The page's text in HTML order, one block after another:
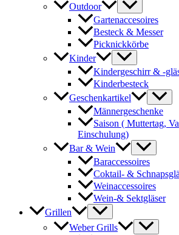
Outdoor
Gartenaccesoires
Besteck & Messer
Picknickkörbe
Kinder
Kindergeschirr & -
Kinderbesteck
Geschenkartikel
Männergeschenke
Saison ( Muttertag,
Einschulung)
Bar & Wein
Baraccessoires
Coktail- &
Weinaccessoires
Wein-& Sektgläser
Grillen
Weber Grills